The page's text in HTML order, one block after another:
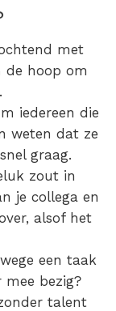
met
de hoop om
iedereen die
weten dat ze
graag.
zout in
je collega en
alsof het
een taak
bezig?
talent